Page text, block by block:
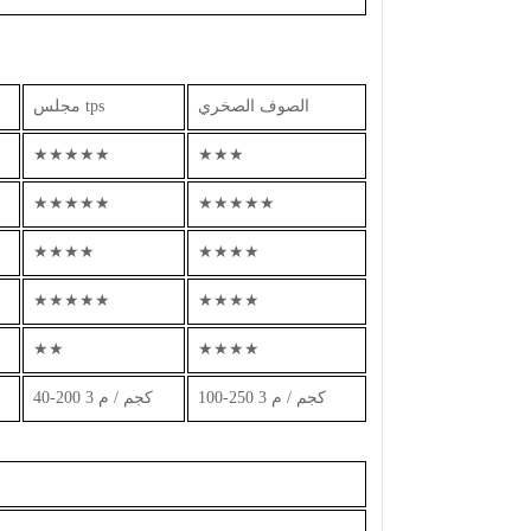
مجلس tps الصوف الصخري
★★★★★ ★★★
★★★★★ ★★★★★
★★★★ ★★★★
★★★★★ ★★★★
★★ ★★★★
40-200 كجم / م 3 100-250 كجم / م 3